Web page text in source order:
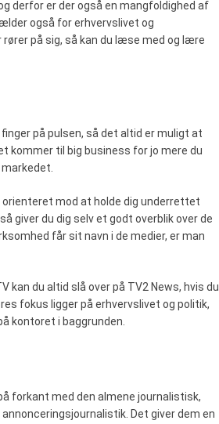
derfor er der også en mangfoldighed af
også for erhvervslivet og
rører på sig, så kan du læse med og lære
på pulsen, så det altid er muligt at
kommer til big business for jo mere du
orienteret mod at holde dig underrettet
giver du dig selv et godt overblik over de
får sit navn i de medier, er man
du altid slå over på TV2 News, hvis du
fokus ligger på erhvervslivet og politik,
kontoret i baggrunden.
forkant med den almene journalistisk,
Det giver dem en